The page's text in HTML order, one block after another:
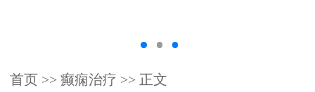
首页 >> 癫痫治疗 >> 正文